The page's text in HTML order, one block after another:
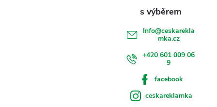
Info@ceskarekla
mka.cz
+420 601 009 06
9
facebook
ceskareklamka